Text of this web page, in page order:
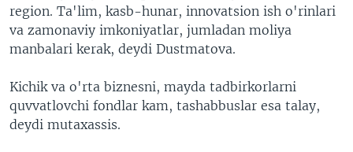
region. Ta'lim, kasb-hunar, innovatsion ish o'rinlari
va zamonaviy imkoniyatlar, jumladan moliya
manbalari kerak, deydi Dustmatova.
Kichik va o'rta biznesni, mayda tadbirkorlarni
quvvatlovchi fondlar kam, tashabbuslar esa talay,
deydi mutaxassis.